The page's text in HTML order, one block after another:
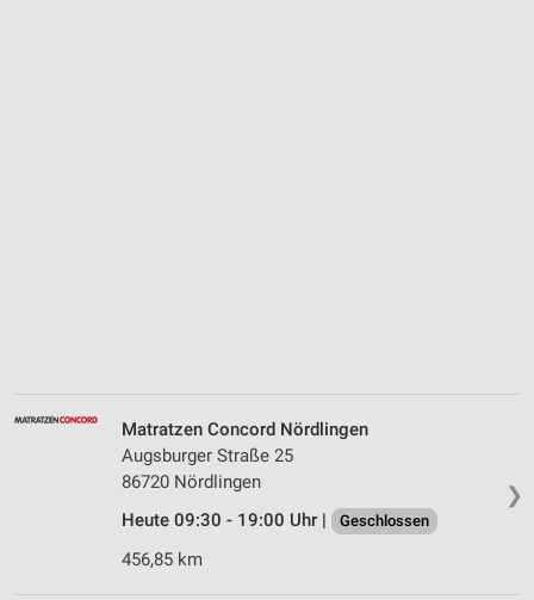
❯
Matratzen Concord Nördlingen
Augsburger Straße 25
86720 Nördlingen
Heute 09:30 - 19:00 Uhr |
Geschlossen
456,85 km